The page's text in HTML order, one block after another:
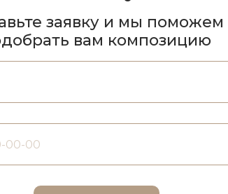
заявку и мы поможем
вам композицию